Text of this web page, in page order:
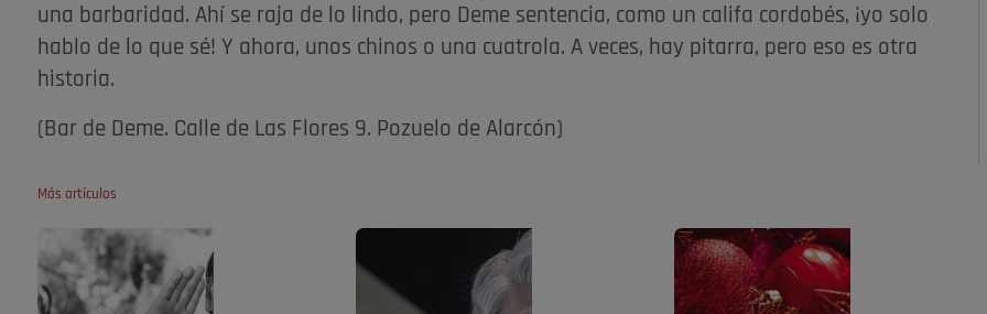
una barbaridad. Ahí se raja de lo lindo, pero Deme sentencia, como un califa cordobés, ¡yo solo
hablo de lo que sé! Y ahora, unos chinos o una cuatrola. A veces, hay pitarra, pero eso es otra
historia.
(Bar de Deme. Calle de Las Flores 9. Pozuelo de Alarcón)
Más artículos